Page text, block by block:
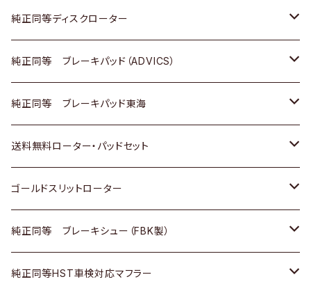
マツダ
三菱
スバル
日野
三菱ふそう
ＢＭＷ
ダイハツ
マツダ
三菱
日野
三菱ふそう
ダイハツ
三菱
日野
三菱ふそう
その他
日産
ダイハツ
マツダ
三菱
スバル
スズキ
日産
いすゞ
ダイハツ
マツダ
三菱
スバル
日産
いすゞ
ダイハツ
マツダ
三菱
トヨタ
ホンダ
スズキ
日産
ダイハツ
マツダ
三菱
純正同等ディスクローター
トヨタ
ホンダ
スズキ
日産
いすゞ
ダイハツ
純正同等 ブレーキパッド（ADVICS）
トヨタ
ホンダ
スズキ
日産
ダイハツ
純正同等 ブレーキパッド東海
トヨタ
ホンダ
日産
いすゞ
送料無料ローター・パッドセット
トヨタ
ホンダ
スズキ
ゴールドスリットローター
トヨタ
ホンダ
純正同等 ブレーキシュー（FBK製）
ホンダ
純正同等HST車検対応マフラー